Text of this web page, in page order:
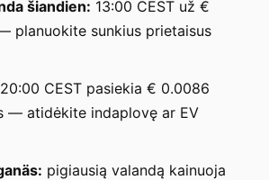
šiandien: 13:00 CEST už €
planuokite sunkius prietaisus
20:00 CEST pasiekia € 0.0086
— atidėkite indaplovę ar EV
pigiausią valandą kainuoja